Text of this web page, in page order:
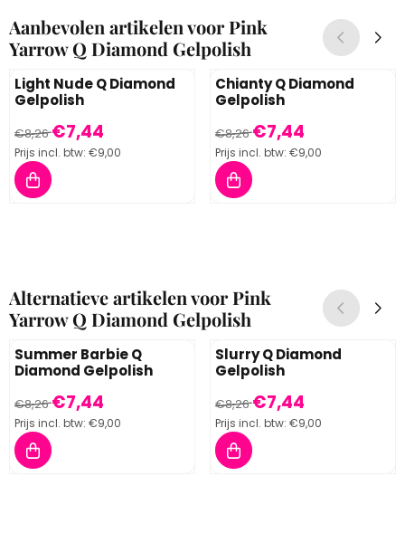
Aanbevolen artikelen voorPink
Yarrow Q Diamond Gelpolish
Light Nude Q Diamond
Gelpolish
Van 8,26 voor 7,44, inclusief btw: 9,00
€8,26€7,44
Prijs incl. btw: €9,00
Chianty Q Diamond
Gelpolish
Van 8,26 voor 7,44, inclusief
€8,26€7,44
Prijs incl. btw: €9,00
Alternatieve artikelen voorPink
Yarrow Q Diamond Gelpolish
Summer Barbie Q
Diamond Gelpolish
Van 8,26 voor 7,44, inclusief btw: 9,00
€8,26€7,44
Prijs incl. btw: €9,00
Slurry Q Diamond
Gelpolish
Van 8,26 voor 7,44, inclusief
€8,26€7,44
Prijs incl. btw: €9,00